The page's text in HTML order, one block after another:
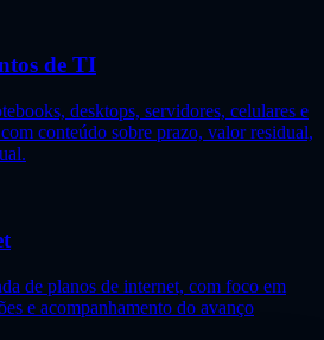
de TI
desktops, servidores, celulares e
conteúdo sobre prazo, valor residual,
de planos de internet, com foco em
e acompanhamento do avanço